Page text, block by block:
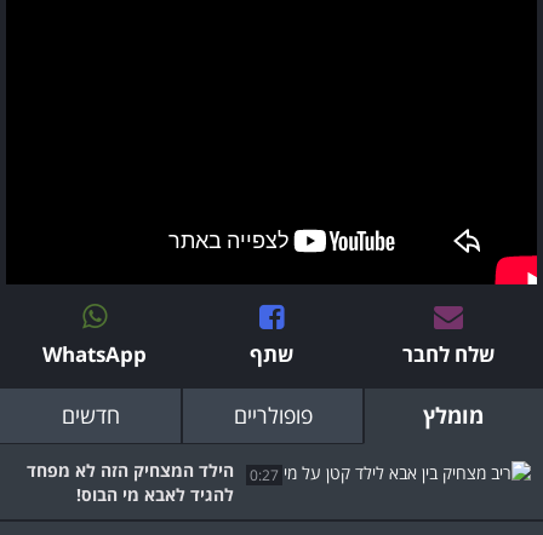
שלח לחבר שתף WhatsApp
מומלץ פופולריים חדשים
0:27
הילד המצחיק הזה לא מפחד
להגיד לאבא מי הבוס!